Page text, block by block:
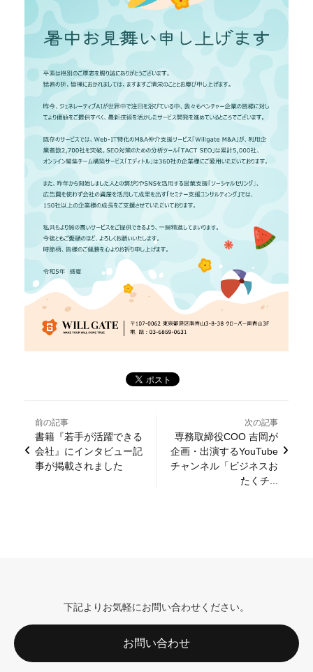
前の記事
書籍『若手が活躍できる
会社』にインタビュー記
事が掲載されました
次の記事
専務取締役COO 吉岡が
企画・出演するYouTube
チャンネル「ビジネスお
たくチ...
下記よりお気軽にお問い合わせください。
お問い合わせ